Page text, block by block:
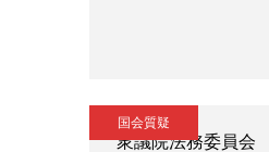
国会質疑
衆議院法務委員会